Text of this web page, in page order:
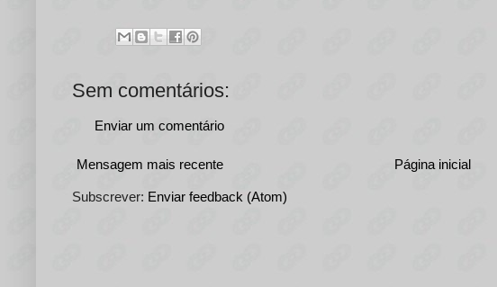
Sem comentários:
Enviar um comentário
Mensagem mais recente Página inicial
Subscrever: Enviar feedback (Atom)